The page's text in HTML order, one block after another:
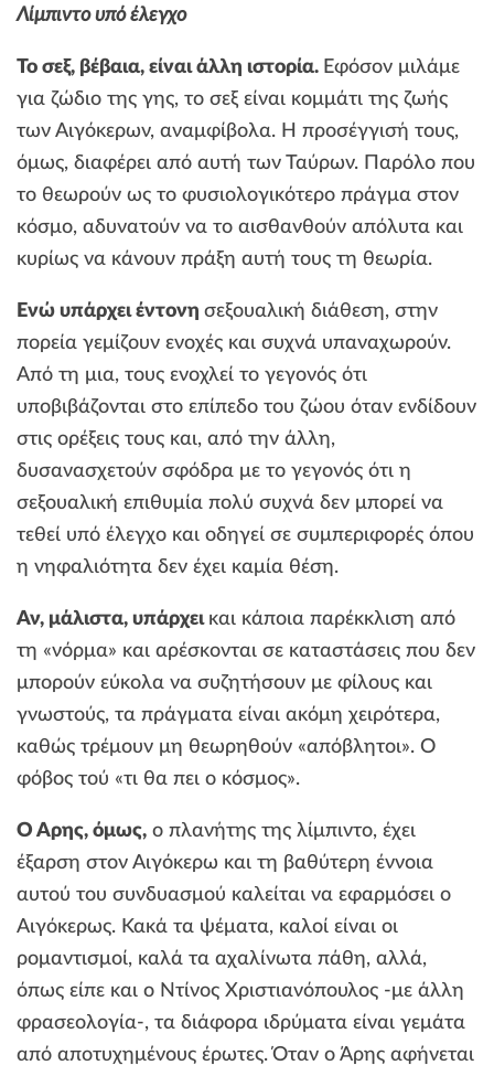
Λίμπιντο υπό έλεγχο
Το σεξ, βέβαια, είναι άλλη ιστορία. Εφόσον μιλάμε
για ζώδιο της γης, το σεξ είναι κομμάτι της ζωής
των Αιγόκερων, αναμφίβολα. Η προσέγγισή τους,
όμως, διαφέρει από αυτή των Ταύρων. Παρόλο που
το θεωρούν ως το φυσιολογικότερο πράγμα στον
κόσμο, αδυνατούν να το αισθανθούν απόλυτα και
κυρίως να κάνουν πράξη αυτή τους τη θεωρία.
Ενώ υπάρχει έντονη σεξουαλική διάθεση, στην
πορεία γεμίζουν ενοχές και συχνά υπαναχωρούν.
Από τη μια, τους ενοχλεί το γεγονός ότι
υποβιβάζονται στο επίπεδο του ζώου όταν ενδίδουν
στις ορέξεις τους και, από την άλλη,
δυσανασχετούν σφόδρα με το γεγονός ότι η
σεξουαλική επιθυμία πολύ συχνά δεν μπορεί να
τεθεί υπό έλεγχο και οδηγεί σε συμπεριφορές όπου
η νηφαλιότητα δεν έχει καμία θέση.
Αν, μάλιστα, υπάρχει και κάποια παρέκκλιση από
τη «νόρμα» και αρέσκονται σε καταστάσεις που δεν
μπορούν εύκολα να συζητήσουν με φίλους και
γνωστούς, τα πράγματα είναι ακόμη χειρότερα,
καθώς τρέμουν μη θεωρηθούν «απόβλητοι». Ο
φόβος τού «τι θα πει ο κόσμος».
Ο Άρης, όμως, ο πλανήτης της λίμπιντο, έχει
έξαρση στον Αιγόκερω και τη βαθύτερη έννοια
αυτού του συνδυασμού καλείται να εφαρμόσει ο
Αιγόκερως. Κακά τα ψέματα, καλοί είναι οι
ρομαντισμοί, καλά τα αχαλίνωτα πάθη, αλλά,
όπως είπε και ο Ντίνος Χριστιανόπουλος -με άλλη
φρασεολογία-, τα διάφορα ιδρύματα είναι γεμάτα
από αποτυχημένους έρωτες. Όταν ο Άρης αφήνεται